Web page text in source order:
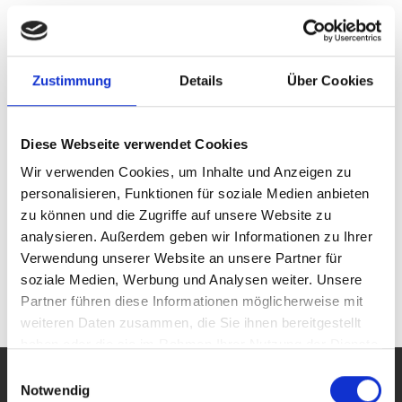
Zustimmung Details Über Cookies
Diese Webseite verwendet Cookies
Wir verwenden Cookies, um Inhalte und Anzeigen zu
personalisieren, Funktionen für soziale Medien anbieten
zu können und die Zugriffe auf unsere Website zu
analysieren. Außerdem geben wir Informationen zu Ihrer
Verwendung unserer Website an unsere Partner für
soziale Medien, Werbung und Analysen weiter. Unsere
Partner führen diese Informationen möglicherweise mit
weiteren Daten zusammen, die Sie ihnen bereitgestellt
Cookies, wenn Sie unsere Webseite weiterhin nutzen.
Notwendig
ge­ar­bei­tet son­dern selbst­ver­ständ­lich auch an un­se­rem
Pro­dukt­sor­ti­ment. Seien Sie ge­spannt, was wir Ihnen in
die­sem Jahr aus un­se­rem Hause prä­sen­tie­ren!
Sie haben noch keine Ein­tritts­kar­te für die Messe? Kein
chen Sie uns an - Ihre kos­ten­freie Ein­tritts­kar­te liegt schon
be­reit.
Wir sehen uns in Nürn­berg!
ZURÜCK